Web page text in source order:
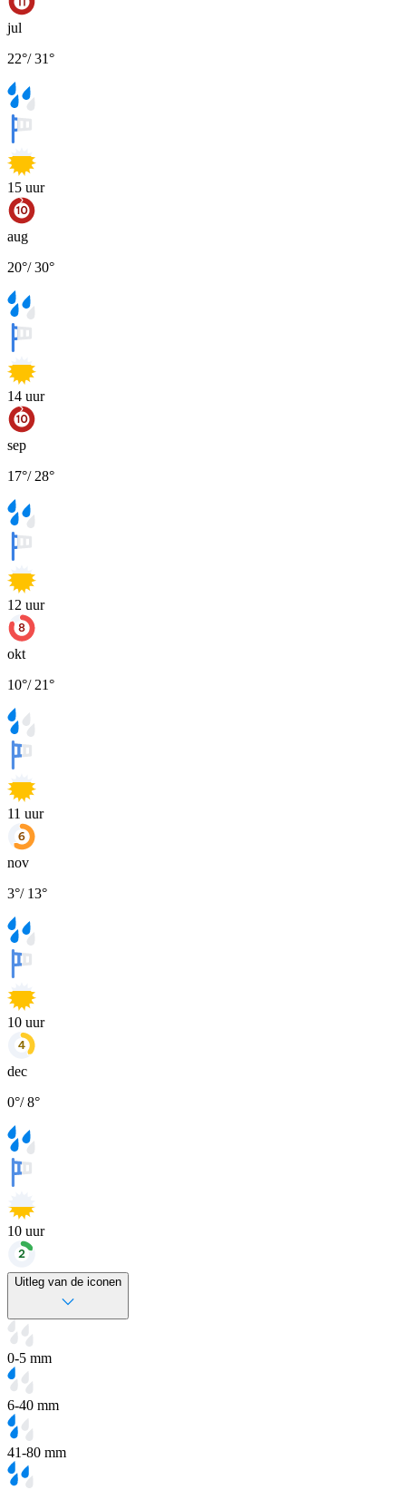
jul
22°/31°
15 uur
aug
20°/30°
14 uur
sep
17°/ 28°
12 uur
okt
10°/ 21°
11 uur
nov
3°/ 13°
10 uur
dec
0°/8°
10 uur
Uitleg van de iconen
0-5 mm
6-40 mm
41-80 mm